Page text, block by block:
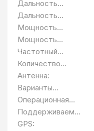
использования с
мобильными
проводного
может
для
мобильного
программное
основывается
web-интерфейс
конфигурацией.
подходит для
Дальность
передачи, км:
Дальность
передачи (в
условиях плотной
городской
застройки), км:
Мощность
передатчика,
дБм:
Мощность
передатчика,
Частотный
диапазон:
Количество
каналов
Антенна:
Варианты
крепления:
Операционная
система:
Поддерживаемы
е протоколы:
GPS: